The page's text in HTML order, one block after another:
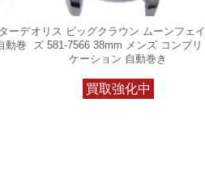
ーデ
動巻
オリス ビッグクラウン ムーンフェイ
ズ 581-7566 38mm メンズ コンプリ
ケーション 自動巻き
買取強化中